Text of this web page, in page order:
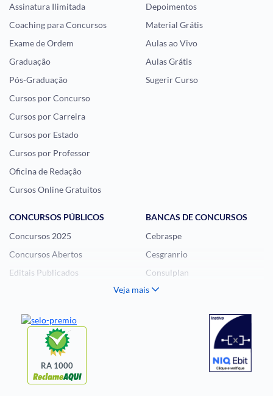
Assinatura Ilimitada
Coaching para Concursos
Exame de Ordem
Graduação
Pós-Graduação
Cursos por Concurso
Cursos por Carreira
Cursos por Estado
Cursos por Professor
Oficina de Redação
Cursos Online Gratuitos
Depoimentos
Material Grátis
Aulas ao Vivo
Aulas Grátis
Sugerir Curso
CONCURSOS PÚBLICOS
Concursos 2025
Concursos Abertos
Editais Publicados
Questões de Concurso
BANCAS DE CONCURSOS
Cebraspe
Cesgranrio
Consulplan
FCC
Veja mais
RA 1000